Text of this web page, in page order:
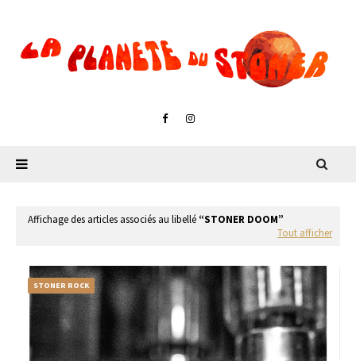
Affichage des articles associés au libellé STONER DOOM
Tout afficher
STONER ROCK